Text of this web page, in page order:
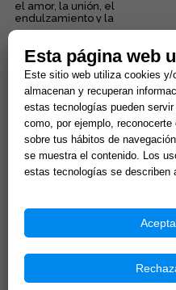
el amor, la unión, el
endulzamiento y la
comunicación....
Comprar
h. Especial para tranquilidad....
Esta página web
Este sitio web utiliza cookies
almacenan y recuperan
estas tecnologías pueden
como, por ejemplo,
sobre tus hábitos de
se muestra el contenido. Los
estas tecnologías se describen